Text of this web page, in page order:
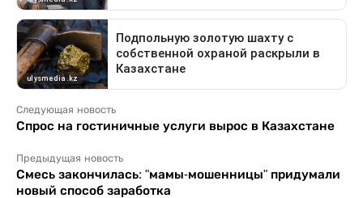
Следующая новость
Спрос на гостиничные услуги вырос в Казахстане
Предыдущая новость
Смесь закончилась: "мамы-мошенницы" придумали
новый способ заработка